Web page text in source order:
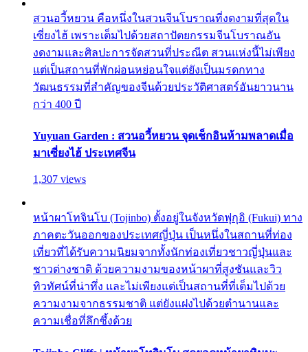
สวนอวี้หยวน คือหนึ่งในสวนจีนโบราณที่งดงามที่สุดใน
เซี่ยงไฮ้ เพราะเต็มไปด้วยสถาปัตยกรรมจีนโบราณอัน
งดงามและศิลปะการจัดสวนที่ประณีต สวนแห่งนี้ไม่เพียง
แต่เป็นสถานที่พักผ่อนหย่อนใจแต่ยังเป็นมรดกทาง
วัฒนธรรมที่สำคัญของจีนด้วยประวัติศาสตร์อันยาวนาน
กว่า 400 ปี
Yuyuan Garden : สวนอวี้หยวน จุดเช็กอินห้ามพลาดเมื่อ
มาเซี่ยงไฮ้ ประเทศจีน
1,307 views
หน้าผาโทจินโบ (Tojinbo) ตั้งอยู่ในจังหวัดฟุกุอิ (Fukui) ทาง
ภาคตะวันออกของประเทศญี่ปุ่น เป็นหนึ่งในสถานที่ท่อง
เที่ยวที่ได้รับความนิยมจากทั้งนักท่องเที่ยวชาวญี่ปุ่นและ
ชาวต่างชาติ ด้วยความงามของหน้าผาที่สูงชันและวิว
ทิวทัศน์ที่น่าทึ่ง และไม่เพียงแต่เป็นสถานที่ที่เต็มไปด้วย
ความงามจากธรรมชาติ แต่ยังแฝงไปด้วยตำนานและ
ความเชื่อที่ลึกซึ้งด้วย